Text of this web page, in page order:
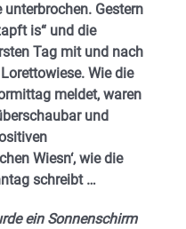
Gestern
is“ und die
Tag mit und nach
Wie die
meldet, waren
und
Wiesn‘, wie die
schreibt …
ein Sonnenschirm